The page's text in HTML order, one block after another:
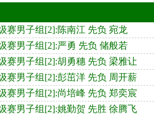
赛男子组[2]:陈南江 先负 宛龙
赛男子组[2]:严勇 先负 储般若
赛男子组[2]:胡勇穗 先负 梁雅让
赛男子组[2]:彭茁洋 先负 周开薪
赛男子组[2]:尚培峰 先负 郑奕宸
赛男子组[2]:姚勤贺 先胜 徐腾飞